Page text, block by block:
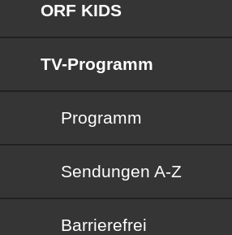
ORF KIDS
TV-Programm
Programm
Sendungen von A bis Z
Sendungen A-Z
Barrierefrei
Barrierefrei